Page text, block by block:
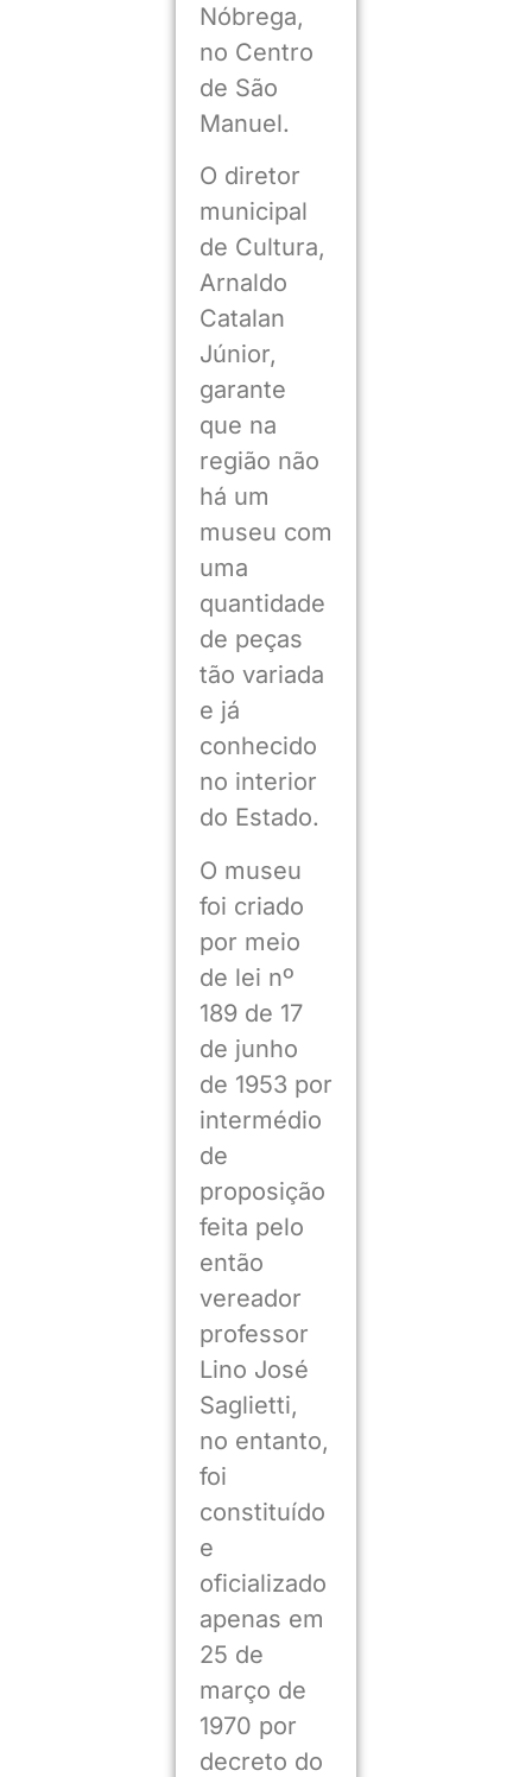
Nóbrega,
no Centro
de São
Manuel.
O diretor
municipal
de Cultura,
Arnaldo
Catalan
Júnior,
garante
que na
região não
há um
museu com
uma
quantidade
de peças
tão variada
e já
conhecido
no interior
do Estado.
O museu
foi criado
por meio
de lei nº
189 de 17
de junho
de 1953 por
intermédio
de
proposição
feita pelo
então
vereador
professor
Lino José
Saglietti,
no entanto,
foi
constituído
e
oficializado
apenas em
25 de
março de
1970 por
decreto do